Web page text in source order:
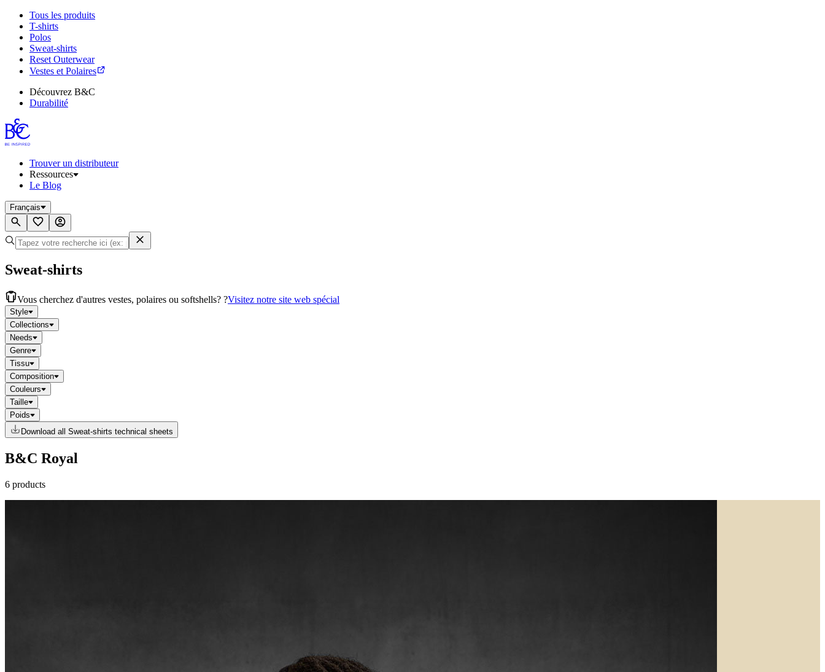
Tous les produits
T-shirts
Polos
Sweat-shirts
Reset Outerwear
Vestes et Polaires
Découvrez B&C
Durabilité
Trouver un distributeur
Ressources
Le Blog
Français
Sweat-shirts
Vous cherchez d'autres vestes, polaires ou softshells? ?Visitez notre site web spécial
Style
Collections
Needs
Genre
Tissu
Composition
Couleurs
Taille
Poids
Download all Sweat-shirts technical sheets
B&C Royal
6 products